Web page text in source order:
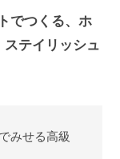
でつくる、ホ
テイリッシュ
みせる高級